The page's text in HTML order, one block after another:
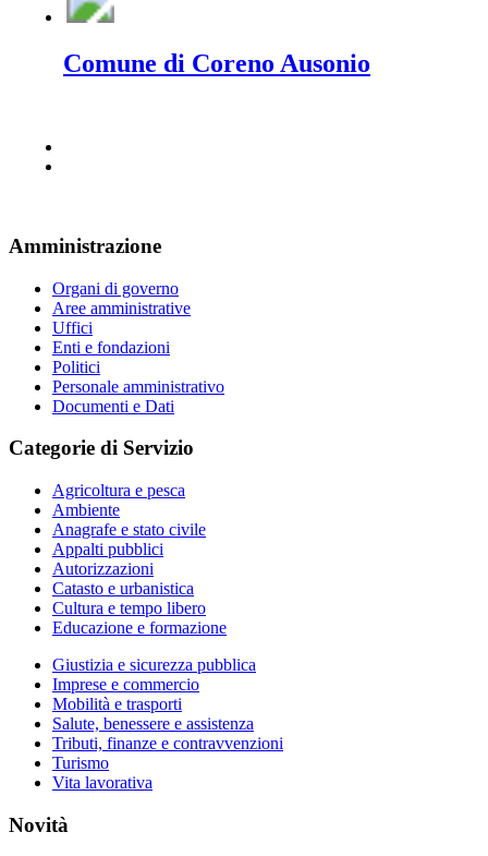
Comune di Coreno Ausonio
Amministrazione
Organi di governo
Aree amministrative
Uffici
Enti e fondazioni
Politici
Personale amministrativo
Documenti e Dati
Categorie di Servizio
Agricoltura e pesca
Ambiente
Anagrafe e stato civile
Appalti pubblici
Autorizzazioni
Catasto e urbanistica
Cultura e tempo libero
Educazione e formazione
Giustizia e sicurezza pubblica
Imprese e commercio
Mobilità e trasporti
Salute, benessere e assistenza
Tributi, finanze e contravvenzioni
Turismo
Vita lavorativa
Novità